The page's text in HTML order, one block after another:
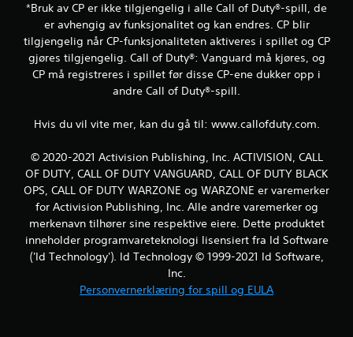
u
r
d
r
i
n
g
e
*Bruk av CP er ikke tilgjengelig i alle Call of Duty®-spill, de
er avhengig av funksjonalitet og kan endres. CP blir
tilgjengelig når CP-funksjonaliteten aktiveres i spillet og CP
gjøres tilgjengelig. Call of Duty®: Vanguard må kjøres, og
CP må registreres i spillet før disse CP-ene dukker opp i
andre Call of Duty®-spill.
Hvis du vil vite mer, kan du gå til: www.callofduty.com.
© 2020-2021 Activision Publishing, Inc. ACTIVISION, CALL
OF DUTY, CALL OF DUTY VANGUARD, CALL OF DUTY BLACK
OPS, CALL OF DUTY WARZONE og WARZONE er varemerker
for Activision Publishing, Inc. Alle andre varemerker og
merkenavn tilhører sine respektive eiere. Dette produktet
inneholder programvareteknologi lisensiert fra Id Software
('Id Technology'). Id Technology © 1999-2021 Id Software,
Inc.
Personvernerklæring for spill og EULA